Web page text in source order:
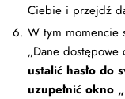
Ciebie i przejdź
W tym momencie
„Dane dostępowe
ustalić hasło do
uzupełnić okno